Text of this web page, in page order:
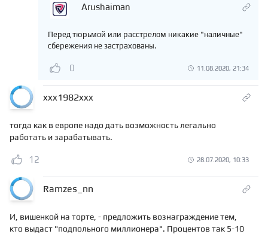
Arushaiman
Перед тюрьмой или расстрелом никакие "наличные"
сбережения не застрахованы.
0 11.08.2020, 21:34
xxx1982xxx
тогда как в европе надо дать возможность легально
работать и зарабатывать.
12 28.07.2020, 10:33
Ramzes_nn
И, вишенкой на торте, - предложить вознаграждение тем,
кто выдаст "подпольного миллионера". Процентов так 5-10